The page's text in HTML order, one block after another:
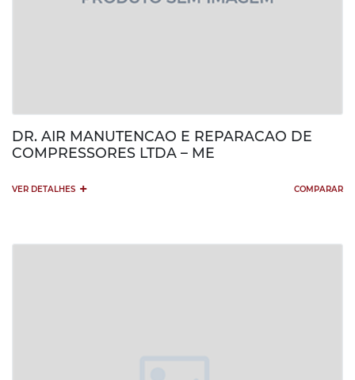
DR. AIR MANUTENCAO E REPARACAO DE
COMPRESSORES LTDA – ME
VER DETALHES + COMPARAR